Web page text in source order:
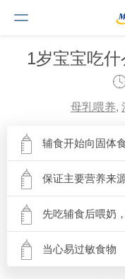
1岁宝宝吃
母乳喂养,
辅食开始向固体
保证主要营养来
先吃辅食后喂奶
当心易过敏食物